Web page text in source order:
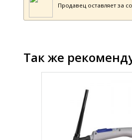
Продавец оставляет за
Так же